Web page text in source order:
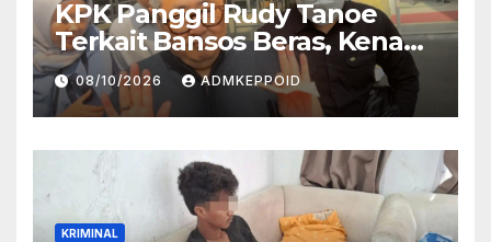
KPK Panggil Rudy Tanoe
Terkait Bansos Beras, Kenapa
Pemeriksaannya Diundur?
08/10/2026 ADMKEPPOID
KRIMINAL